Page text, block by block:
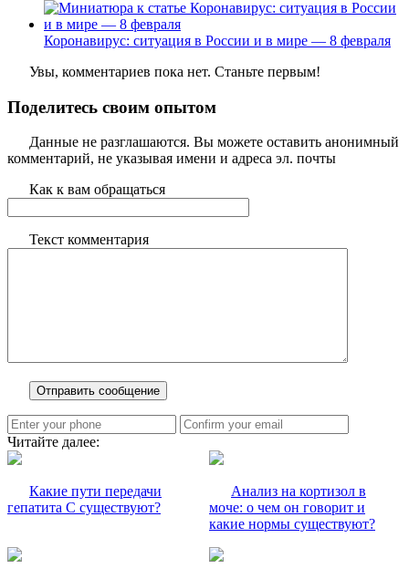
Коронавирус: ситуация в России и в мире — 8 февраля
Увы, комментариев пока нет. Станьте первым!
Поделитесь своим опытом
Данные не разглашаются. Вы можете оставить анонимный
комментарий, не указывая имени и адреса эл. почты
Как к вам обращаться
Текст комментария
Читайте далее:
Какие пути передачи
гепатита С существуют?
Анализ на кортизол в
моче: о чем он говорит и
какие нормы существуют?